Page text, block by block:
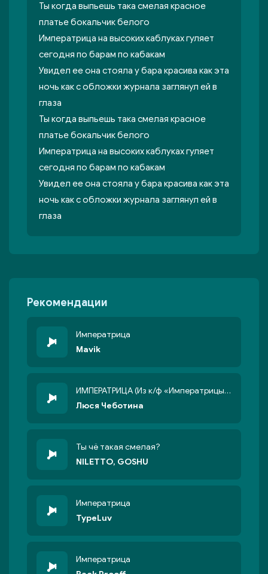
Ты когда выпьешь така смелая красное
платье бокальчик белого
Императрица на высоких каблуках гуляет
сегодня по барам по кабакам
Увидел ее она стояла у бара красива как эта
ночь как с обложки журнала заглянул ей в
глаза
Ты когда выпьешь така смелая красное
платье бокальчик белого
Императрица на высоких каблуках гуляет
сегодня по барам по кабакам
Увидел ее она стояла у бара красива как эта
ночь как с обложки журнала заглянул ей в
глаза
Рекомендации
Императрица
Mavik
ИМПЕРАТРИЦА (Из к/ф «Императрицы»)
Люся Чеботина
Ты чё такая смелая?
NILETTO, GOSHU
Императрица
TypeLuv
Императрица